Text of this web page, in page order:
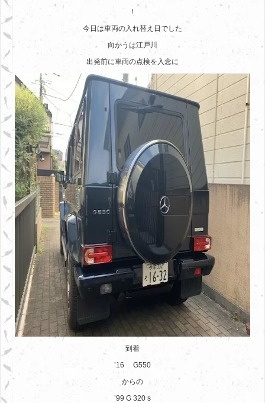
！
今日は車両の入れ替え日でした
向かうは江戸川
出発前に車両の点検を入念に
到着
’16 G550
からの
’99 G 320 s